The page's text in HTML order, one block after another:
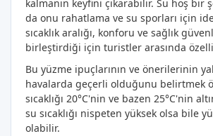
kalmanın keyfini çıkarabilir. Su hoş bir
da onu rahatlama ve su sporları için
sıcaklık aralığı, konforu ve sağlık
birleştirdiği için turistler arasında
Bu yüzme ipuçlarının ve önerilerinin
havalarda geçerli olduğunu belirtmek
sıcaklığı 20°C'nin ve bazen 25°C'nin
su sıcaklığı nispeten yüksek olsa bile
olabilir.